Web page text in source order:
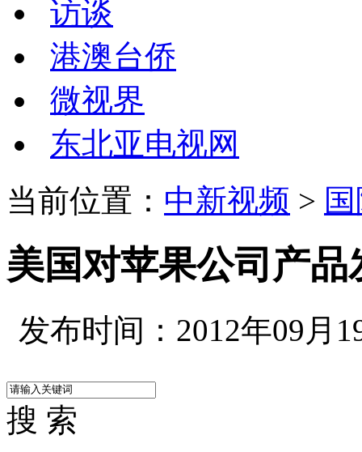
访谈
港澳台侨
微视界
东北亚电视网
当前位置： 中新视频 >
美国对苹果公司产
发布时间：2012年09月
搜 索